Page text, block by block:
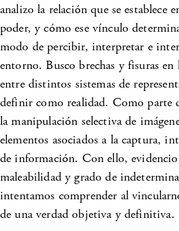
analizo la relación que se establece
poder, y cómo ese vínculo
modo de percibir, interpretar e
entorno. Busco brechas y fisuras en
entre distintos sistemas de
definir como realidad. Como parte
la manipulación selectiva de
elementos asociados a la captura,
de información. Con ello,
maleabilidad y grado de
intentamos comprender al
de una verdad objetiva y definitiva.